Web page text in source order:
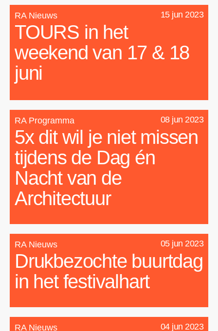
RA Nieuws 15 jun 2023
TOURS in het
weekend van 17 & 18
juni
RA Programma 08 jun 2023
5x dit wil je niet missen
tijdens de Dag én
Nacht van de
Architectuur
RA Nieuws 05 jun 2023
Drukbezochte buurtdag
in het festivalhart
RA Nieuws 04 jun 2023